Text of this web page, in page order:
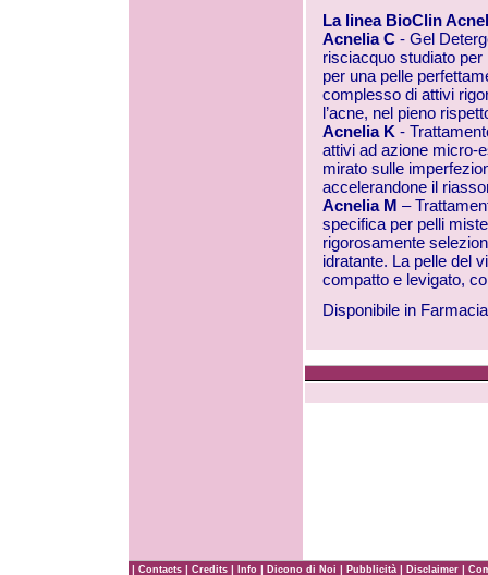
La linea BioClin
Acnelia C - Gel
risciacquo studiato per
per una pelle
complesso di attivi
l’acne, nel pieno
Acnelia K -
attivi ad azione micro-
mirato sulle
accelerandone il
Acnelia M –
specifica per pelli
rigorosamente
idratante. La pelle del
compatto e levigato,
Disponibile in
| Contacts | Credits | Info | Dicono di Noi | Pubblicità | Disclaimer |